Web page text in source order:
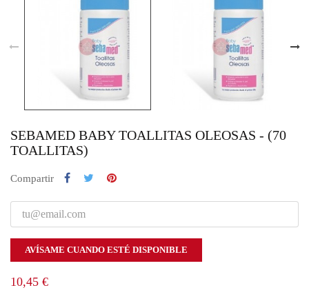
SEBAMED BABY TOALLITAS OLEOSAS - (70
TOALLITAS)
Compartir
AVÍSAME CUANDO ESTÉ DISPONIBLE
10,45 €